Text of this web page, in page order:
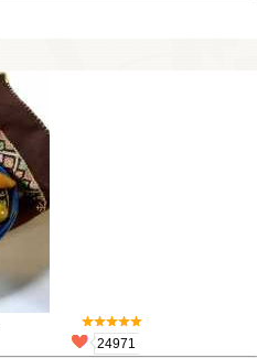
24971